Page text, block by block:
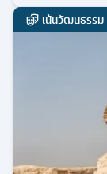
เน้นวัฒนธรรม